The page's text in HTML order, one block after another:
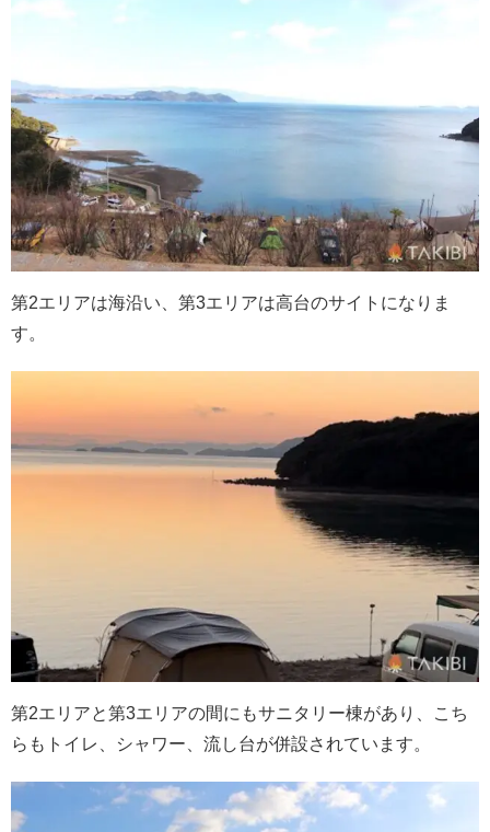
第2エリアは海沿い、第3エリアは高台のサイトになりま
す。
第2エリアと第3エリアの間にもサニタリー棟があり、こち
らもトイレ、シャワー、流し台が併設されています。